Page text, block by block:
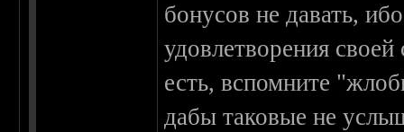
бонусов не давать,
удовлетворения
есть, вспомните
дабы таковые не